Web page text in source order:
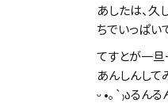
あしたは、久
ちでいっぱい
てすとが一旦
あんしんして
ᵕ •｡`₎აるん